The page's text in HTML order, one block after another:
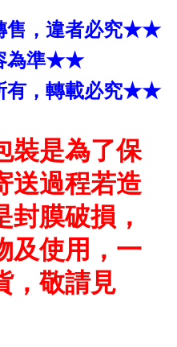
售，違者必究★★
為準★★
有，轉載必究★★
裝是為了保
送過程若造
封膜破損，
及使用，一
，敬請見